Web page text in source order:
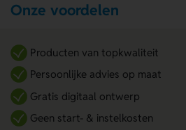
Onze voordelen
Producten van topkwaliteit
Persoonlijke advies op maat
Gratis digitaal ontwerp
Geen start- & instelkosten